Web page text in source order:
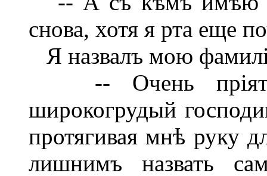
снова, хотя я рта еще
Я назвалъ мою
-- Очень пріятно
широкогрудый
протягивая мнѣ руку
лишнимъ назвать